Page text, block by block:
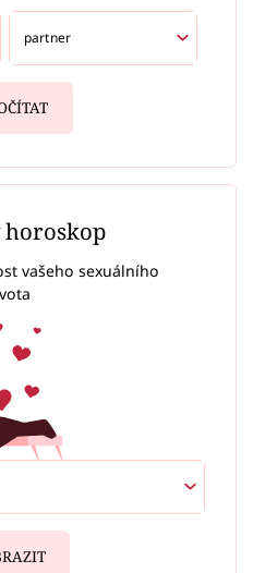
vašeho sexuálního